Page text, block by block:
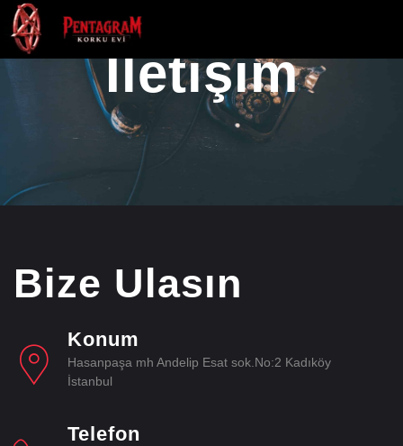
İletişim
Bize Ulasın
Konum
Hasanpaşa mh Andelip Esat sok.No:2 Kadıköy
İstanbul
Telefon